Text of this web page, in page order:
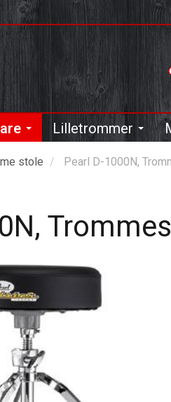
Lilletrommer
stole Pearl D-1000N,